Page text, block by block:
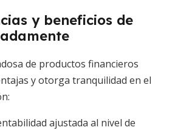
y beneficios de
de productos financieros
y otorga tranquilidad en el
ajustada al nivel de